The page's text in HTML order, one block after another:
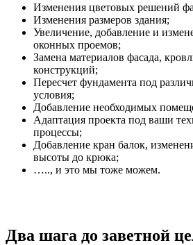
Изменения цветовых решений
Изменения размеров здания;
Увеличение, добавление и
оконных проемов;
Замена материалов фасада,
конструкций;
Пересчет фундамента под
условия;
Добавление необходимых
Адаптация проекта под ваши
процессы;
Добавление кран балок,
высоты до крюка;
….., и это мы тоже можем.
Два шага до заветной